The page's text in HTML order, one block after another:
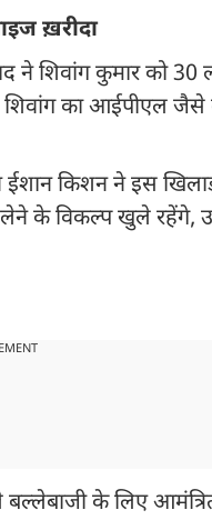
ख़रीदा
ने शिवांग कुमार को 30
का आईपीएल जैसे
ईशान किशन ने इस
के विकल्प खुले रहेंगे,
के लिए